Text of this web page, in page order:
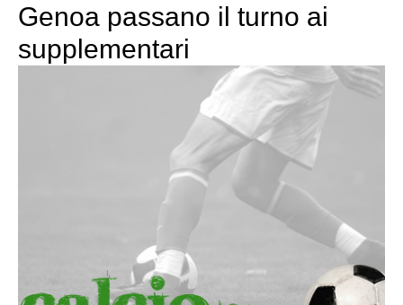
Genoa passano il turno ai
supplementari